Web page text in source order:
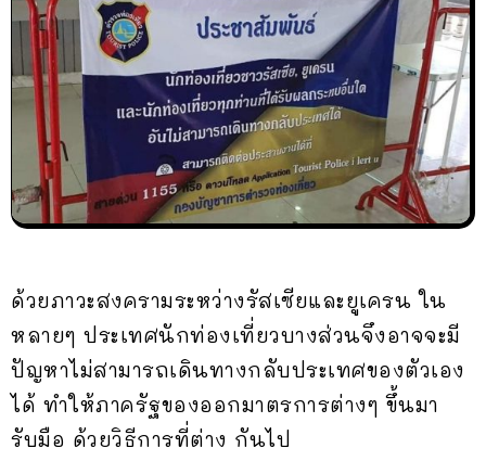
ด้วยภาวะสงครามระหว่างรัสเซียและยูเครน ใน
หลายๆ ประเทศนักท่องเที่ยวบางส่วนจึงอาจจะมี
ปัญหาไม่สามารถเดินทางกลับประเทศของตัวเอง
ได้ ทำให้ภาครัฐของออกมาตรการต่างๆ ขึ้นมา
รับมือ ด้วยวิธีการที่ต่าง กันไป